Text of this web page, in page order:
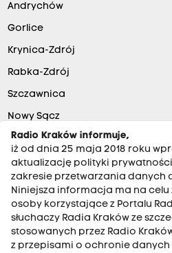
Andrychów
Gorlice
Krynica-Zdrój
Rabka-Zdrój
Szczawnica
Nowy Sącz
RADIO KRAKÓW SA. Aleja Juliusza
Radio Kraków informuje,
iż od dnia 25 maja 2018 roku
aktualizację polityki
zakresie przetwarzania danych
Niniejsza informacja ma na
osoby korzystające z Portalu
słuchaczy Radia Kraków ze
stosowanych przez Radio
z przepisami o ochronie